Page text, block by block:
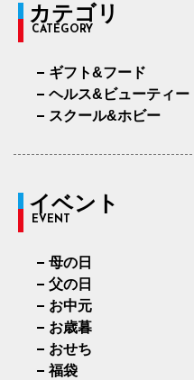
カテゴリ
CATEGORY
ギフト&フード
ヘルス&ビューティー
スクール&ホビー
イベント
EVENT
母の日
父の日
お中元
お歳暮
おせち
福袋